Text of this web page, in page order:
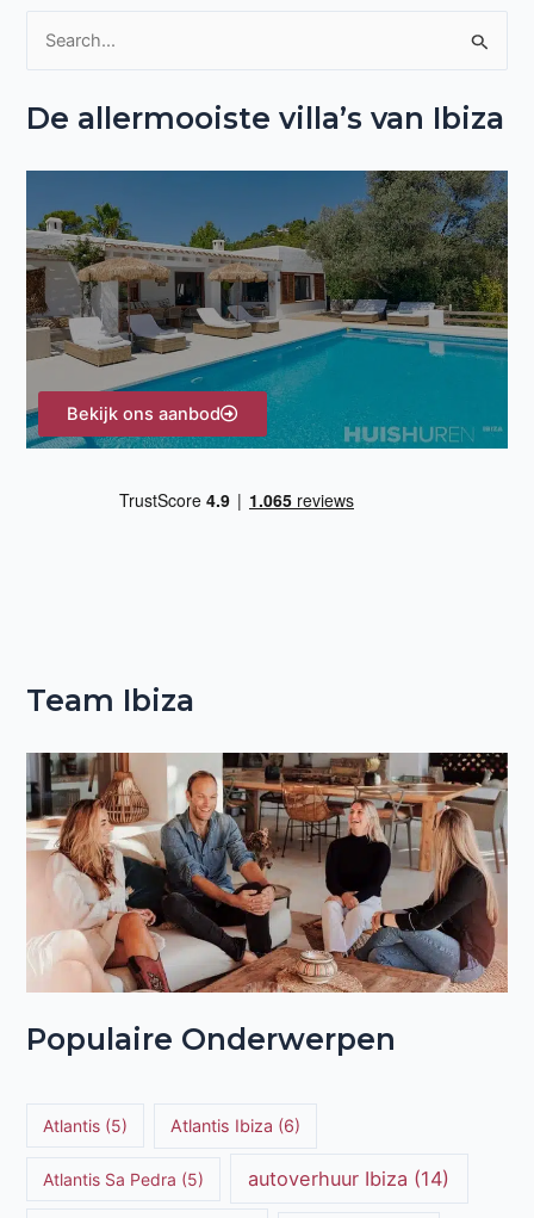
e
a
r
:
De allermooiste villa’s van Ibiza
Bekijk ons aanbod
Team Ibiza
Populaire Onderwerpen
Atlantis (5) Atlantis Ibiza (6)
Atlantis Sa Pedra (5) autoverhuur Ibiza (14)